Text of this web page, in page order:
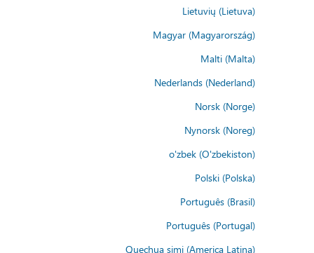
Lietuvių (Lietuva)
Magyar (Magyarország)
Malti (Malta)
Nederlands (Nederland)
Norsk (Norge)
Nynorsk (Noreg)
o'zbek (O'zbekiston)
Polski (Polska)
Português (Brasil)
Português (Portugal)
Quechua simi (America Latina)